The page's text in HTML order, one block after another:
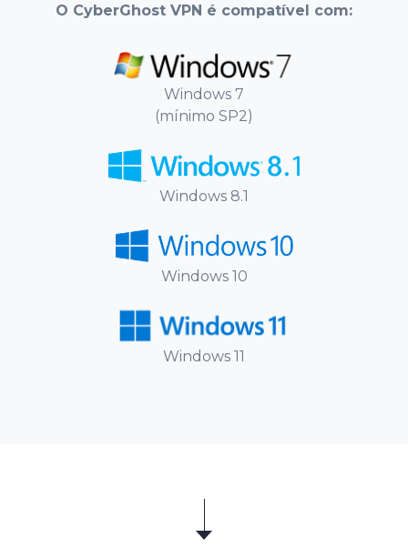
O CyberGhost VPN é compatível com:
Windows 7
(mínimo SP2)
Windows 8.1
Windows 10
Windows 11